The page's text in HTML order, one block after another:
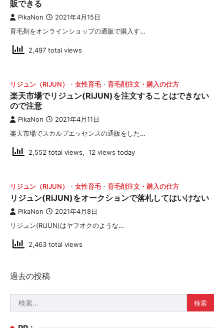
販できる
PikaNon 2021年4月15日
育毛剤をオンラインショップの通販で購入す…
2,497 total views
リジュン（RIJUN） 女性育毛 育毛剤注文・購入の仕方
楽天市場でリジュン(RiJUN)を注文することはできない
ので注意
PikaNon 2021年4月11日
楽天市場でスカルプエッセンスの通販をした…
2,552 total views, 12 views today
リジュン（RIJUN） 女性育毛 育毛剤注文・購入の仕方
リジュン(RiJUN)をオークションで落札してはいけない
PikaNon 2021年4月8日
リジュン(RiJUN)はヤフオクのような…
2,463 total views
投
稿
ナ
ビ
過去の投稿
索: